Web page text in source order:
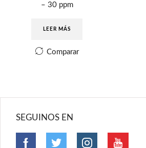
– 30 ppm
LEER MÁS
Comparar
SEGUINOS EN